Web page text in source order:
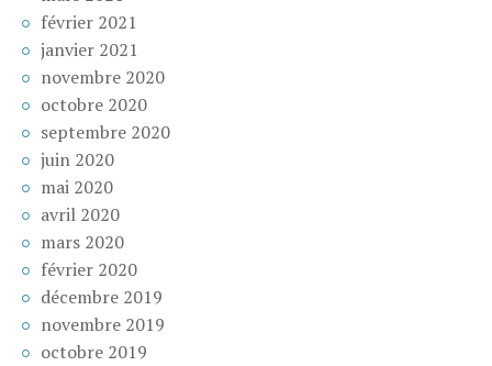
février 2021
janvier 2021
novembre 2020
octobre 2020
septembre 2020
juin 2020
mai 2020
avril 2020
mars 2020
février 2020
décembre 2019
novembre 2019
octobre 2019